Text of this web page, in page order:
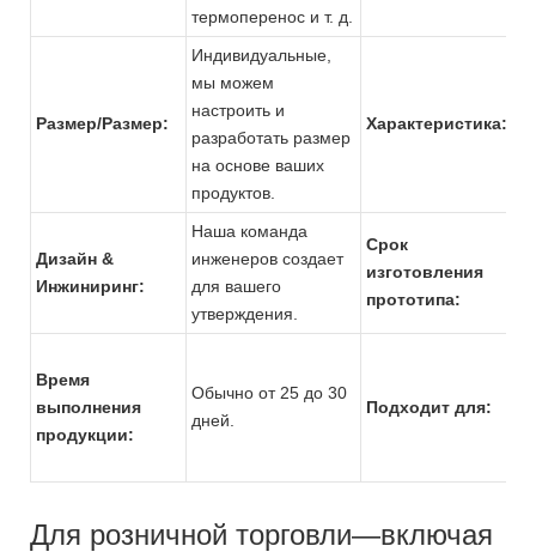
термоперенос и т. д.
Размер/Размер:
Индивидуальные,
мы можем
настроить и
разработать размер
на основе ваших
продуктов.
Характеристика:
Дизайн &
Инжиниринг:
Наша команда
инженеров создает
для вашего
утверждения.
Срок
изготовления
прототипа:
Время
выполнения
продукции:
Обычно от 25 до 30
дней.
Подходит для:
Для розничной торговли—включая